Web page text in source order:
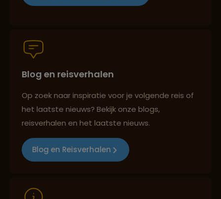
Persoonlijk en deskundig reisadvies
Best beoordeelde reisroutes
Blog en reisverhalen
Op zoek naar inspiratie voor je volgende reis of
het laatste nieuws? Bekijk onze blogs,
reisverhalen en het laatste nieuws.
Blog en Reisverhalen